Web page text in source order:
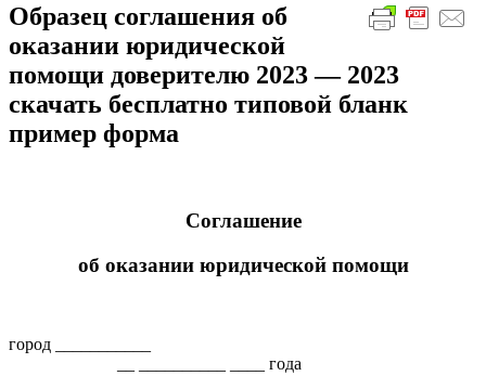
Образец соглашения об
оказании юридической
помощи доверителю 2023 — 2023
скачать бесплатно типовой бланк
пример форма
Соглашение
об оказании юридической помощи
город ___________
__ __________ ____ года